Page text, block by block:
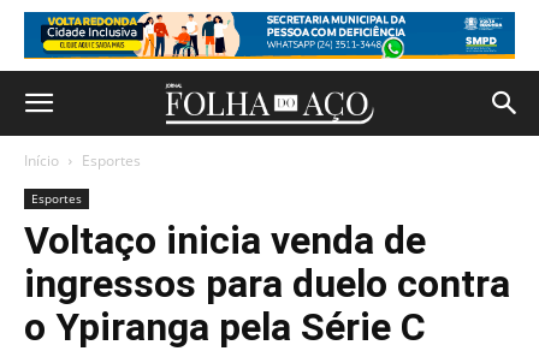
Início Esportes
Esportes
Voltaço inicia venda de
ingressos para duelo contra
o Ypiranga pela Série C